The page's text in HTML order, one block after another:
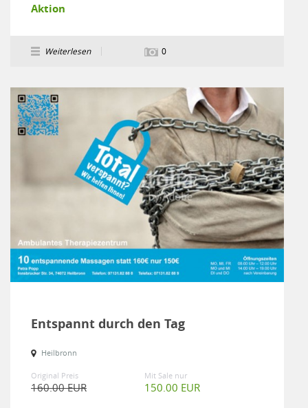
Aktion
Weiterlesen 0
Entspannt durch den Tag
Heilbronn
Original Preis
160.00 EUR
Mit Sale nur
150.00 EUR